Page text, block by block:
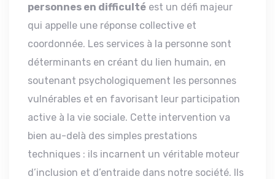
personnes en difficulté est un défi majeur
qui appelle une réponse collective et
coordonnée. Les services à la personne sont
déterminants en créant du lien humain, en
soutenant psychologiquement les personnes
vulnérables et en favorisant leur participation
active à la vie sociale. Cette intervention va
bien au-delà des simples prestations
techniques : ils incarnent un véritable moteur
d’inclusion et d’entraide dans notre société. Ils